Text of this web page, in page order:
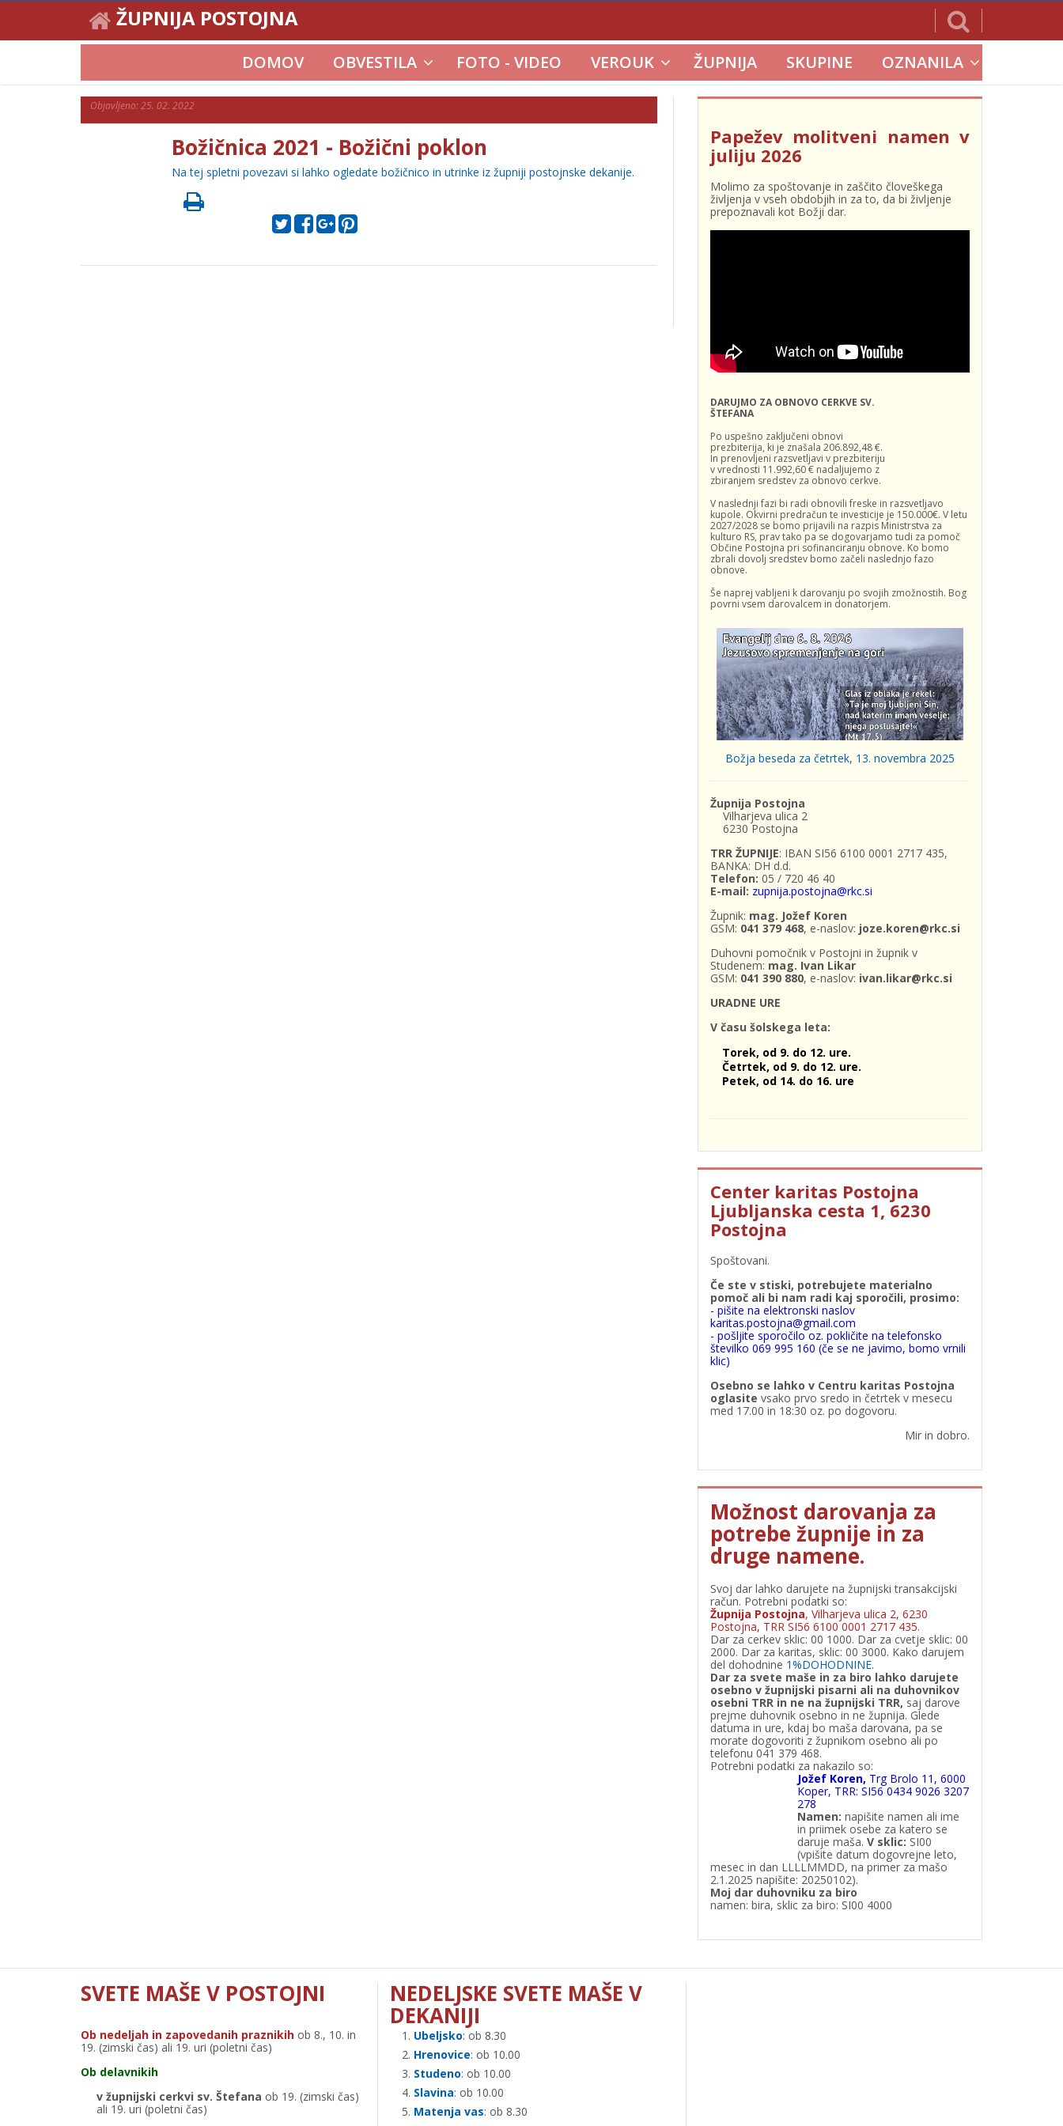
ŽUPNIJA POSTOJNA
DOMOV OBVESTILA FOTO - VIDEO VEROUK ŽUPNIJA SKUPINE OZNANILA
Objavljeno: 25. 02. 2022
Božičnica 2021 - Božični poklon
Na tej spletni povezavi si lahko ogledate božičnico in utrinke iz župniji postojnske dekanije.
Papežev molitveni namen v
juliju 2026
Molimo za spoštovanje in zaščito človeškega
življenja v vseh obdobjih in za to, da bi življenje
prepoznavali kot Božji dar.
DARUJMO ZA OBNOVO CERKVE SV.
ŠTEFANA
Po uspešno zaključeni obnovi
prezbiterija, ki je znašala 206.892,48 €.
In prenovljeni razsvetljavi v prezbiteriju
v vrednosti 11.992,60 € nadaljujemo z
zbiranjem sredstev za obnovo cerkve.
V naslednji fazi bi radi obnovili freske in razsvetljavo
kupole. Okvirni predračun te investicije je 150.000€. V letu
2027/2028 se bomo prijavili na razpis Ministrstva za
kulturo RS, prav tako pa se dogovarjamo tudi za pomoč
Občine Postojna pri sofinanciranju obnove. Ko bomo
zbrali dovolj sredstev bomo začeli naslednjo fazo
obnove.
Še naprej vabljeni k darovanju po svojih zmožnostih. Bog
povrni vsem darovalcem in donatorjem.
Božja beseda za četrtek, 13. novembra 2025
Župnija Postojna
Vilharjeva ulica 2
6230 Postojna
TRR ŽUPNIJE: IBAN SI56 6100 0001 2717 435,
BANKA: DH d.d.
Telefon: 05 / 720 46 40
E-mail: zupnija.postojna@rkc.si
Župnik: mag. Jožef Koren
GSM: 041 379 468, e-naslov: joze.koren@rkc.si
Duhovni pomočnik v Postojni in župnik v
Studenem: mag. Ivan Likar
GSM: 041 390 880, e-naslov: ivan.likar@rkc.si
URADNE URE
V času šolskega leta:
Torek, od 9. do 12. ure.
Četrtek, od 9. do 12. ure.
Petek, od 14. do 16. ure
Center karitas Postojna
Ljubljanska cesta 1, 6230
Postojna
Spoštovani.
Če ste v stiski, potrebujete materialno
pomoč ali bi nam radi kaj sporočili, prosimo:
- pišite na elektronski naslov
karitas.postojna@gmail.com
- pošljite sporočilo oz. pokličite na telefonsko
številko 069 995 160 (če se ne javimo, bomo vrnili
klic)
Osebno se lahko v Centru karitas Postojna
oglasite vsako prvo sredo in četrtek v mesecu
med 17.00 in 18:30 oz. po dogovoru.
Mir in dobro.
Možnost darovanja za
potrebe župnije in za
druge namene.
Svoj dar lahko darujete na župnijski transakcijski
račun. Potrebni podatki so:
Župnija Postojna, Vilharjeva ulica 2, 6230
Postojna, TRR SI56 6100 0001 2717 435.
Dar za cerkev sklic: 00 1000. Dar za cvetje sklic: 00
2000. Dar za karitas, sklic: 00 3000. Kako darujem
del dohodnine 1%DOHODNINE.
Dar za svete maše in za biro lahko darujete
osebno v župnijski pisarni ali na duhovnikov
osebni TRR in ne na župnijski TRR, saj darove
prejme duhovnik osebno in ne župnija. Glede
datuma in ure, kdaj bo maša darovana, pa se
morate dogovoriti z župnikom osebno ali po
telefonu 041 379 468.
Potrebni podatki za nakazilo so:
Jožef Koren, Trg Brolo 11, 6000
Koper, TRR: SI56 0434 9026 3207
278
Namen: napišite namen ali ime
in priimek osebe za katero se
daruje maša. V sklic: SI00
(vpišite datum dogovrejne leto,
mesec in dan LLLLMMDD, na primer za mašo
2.1.2025 napišite: 20250102).
Moj dar duhovniku za biro
namen: bira, sklic za biro: SI00 4000
SVETE MAŠE V POSTOJNI
Ob nedeljah in zapovedanih praznikih ob 8., 10. in
19. (zimski čas) ali 19. uri (poletni čas)
Ob delavnikih
v župnijski cerkvi sv. Štefana ob 19. (zimski čas)
ali 19. uri (poletni čas)
NEDELJSKE SVETE MAŠE V
DEKANIJI
Ubeljsko: ob 8.30
Hrenovice: ob 10.00
Studeno: ob 10.00
Slavina: ob 10.00
Matenja vas: ob 8.30